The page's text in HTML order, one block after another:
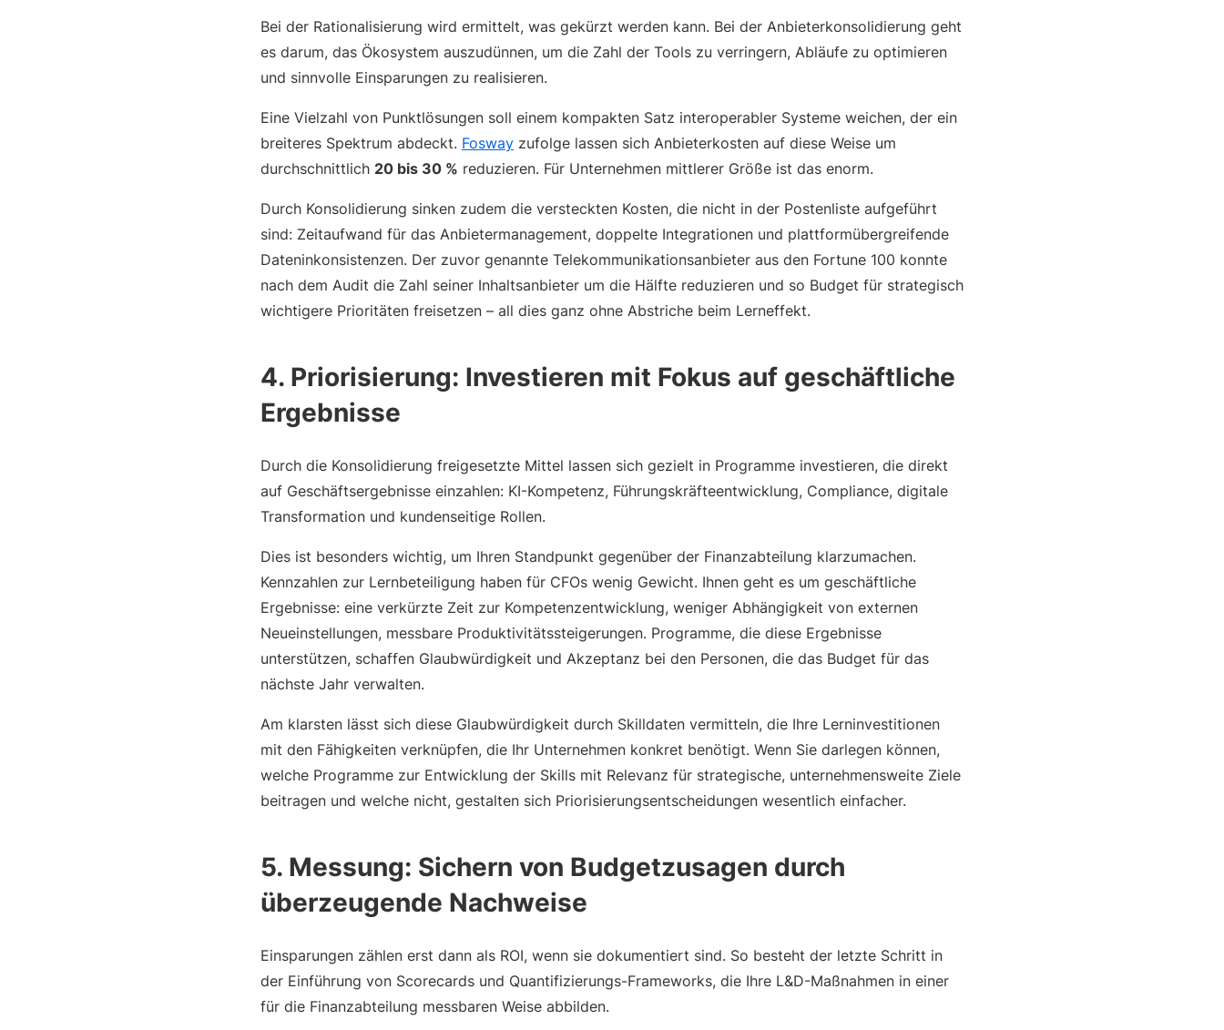
Bei der Rationalisierung wird ermittelt, was gekürzt werden kann. Bei der Anbieterkonsolidierung geht
es darum, das Ökosystem auszudünnen, um die Zahl der Tools zu verringern, Abläufe zu optimieren
und sinnvolle Einsparungen zu realisieren.
Eine Vielzahl von Punktlösungen soll einem kompakten Satz interoperabler Systeme weichen, der ein
breiteres Spektrum abdeckt. Fosway zufolge lassen sich Anbieterkosten auf diese Weise um
durchschnittlich 20 bis 30 % reduzieren. Für Unternehmen mittlerer Größe ist das enorm.
Durch Konsolidierung sinken zudem die versteckten Kosten, die nicht in der Postenliste aufgeführt
sind: Zeitaufwand für das Anbietermanagement, doppelte Integrationen und plattformübergreifende
Dateninkonsistenzen. Der zuvor genannte Telekommunikationsanbieter aus den Fortune 100 konnte
nach dem Audit die Zahl seiner Inhaltsanbieter um die Hälfte reduzieren und so Budget für strategisch
wichtigere Prioritäten freisetzen – all dies ganz ohne Abstriche beim Lerneffekt.
4. Priorisierung: Investieren mit Fokus auf geschäftliche
Ergebnisse
Durch die Konsolidierung freigesetzte Mittel lassen sich gezielt in Programme investieren, die direkt
auf Geschäftsergebnisse einzahlen: KI-Kompetenz, Führungskräfteentwicklung, Compliance, digitale
Transformation und kundenseitige Rollen.
Dies ist besonders wichtig, um Ihren Standpunkt gegenüber der Finanzabteilung klarzumachen.
Kennzahlen zur Lernbeteiligung haben für CFOs wenig Gewicht. Ihnen geht es um geschäftliche
Ergebnisse: eine verkürzte Zeit zur Kompetenzentwicklung, weniger Abhängigkeit von externen
Neueinstellungen, messbare Produktivitätssteigerungen. Programme, die diese Ergebnisse
unterstützen, schaffen Glaubwürdigkeit und Akzeptanz bei den Personen, die das Budget für das
nächste Jahr verwalten.
Am klarsten lässt sich diese Glaubwürdigkeit durch Skilldaten vermitteln, die Ihre Lerninvestitionen
mit den Fähigkeiten verknüpfen, die Ihr Unternehmen konkret benötigt. Wenn Sie darlegen können,
welche Programme zur Entwicklung der Skills mit Relevanz für strategische, unternehmensweite Ziele
beitragen und welche nicht, gestalten sich Priorisierungsentscheidungen wesentlich einfacher.
5. Messung: Sichern von Budgetzusagen durch
überzeugende Nachweise
Einsparungen zählen erst dann als ROI, wenn sie dokumentiert sind. So besteht der letzte Schritt in
der Einführung von Scorecards und Quantifizierungs-Frameworks, die Ihre L&D-Maßnahmen in einer
für die Finanzabteilung messbaren Weise abbilden.